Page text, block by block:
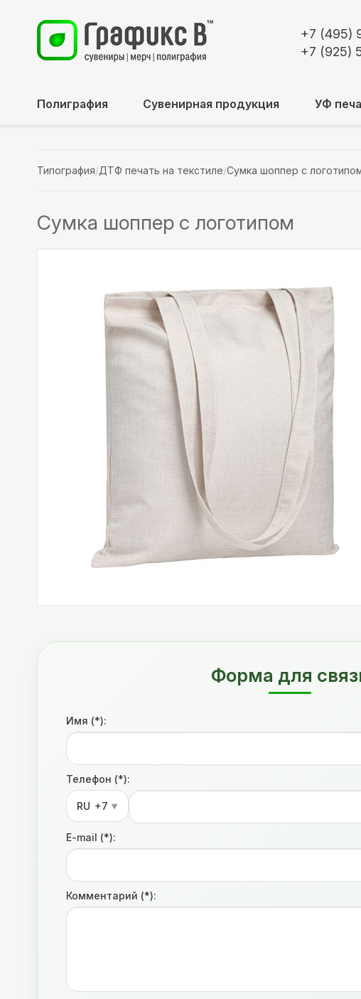
+7 (495)
+7 (925)
Полиграфия Сувенирная продукция УФ
Типография/ДТФ печать на текстиле/Сумка шоппер с
Сумка шоппер с логотипом
Форма для
Имя (*):
Телефон (*):
RU +7 ▼
E-mail (*):
Комментарий (*):